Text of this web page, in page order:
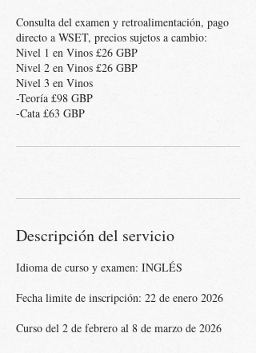
Consulta del examen y retroalimentación, pago
directo a WSET, precios sujetos a cambio:
Nivel 1 en Vinos £26 GBP
Nivel 2 en Vinos £26 GBP
Nivel 3 en Vinos
-Teoría £98 GBP
Descripción del servicio
Idioma de curso y examen: INGLÉS
Fecha limite de inscripción: 22 de enero 2026
Curso del 2 de febrero al 8 de marzo de 2026